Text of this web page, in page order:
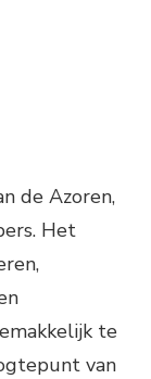
de Azoren,
Het
te
van